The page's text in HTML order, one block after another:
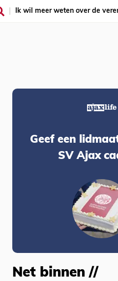
Ik wil meer weten over de
Geef een
SV Ajax
Net binnen //